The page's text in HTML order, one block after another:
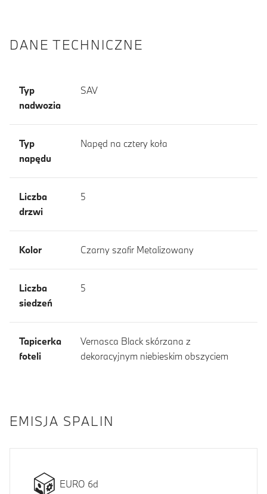
DANE TECHNICZNE
Typ
nadwozia
SAV
Typ
napędu
Napęd na cztery koła
Liczba
drzwi
5
Kolor Czarny szafir Metalizowany
Liczba
siedzeń
5
Tapicerka
foteli
Vernasca Black skórzana z
dekoracyjnym niebieskim obszyciem
EMISJA SPALIN
EURO 6d